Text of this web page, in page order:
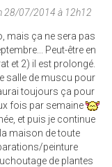
28/07/2014 à 12h12
mais ça ne sera pas
Peut-être en
et 2) il est prolongé.
salle de muscu pour
toujours ça pour
fois par semaine
et puis je continue
maison de toute
peinture
de plantes